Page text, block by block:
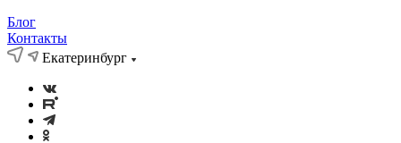
Блог
Контакты
Екатеринбург